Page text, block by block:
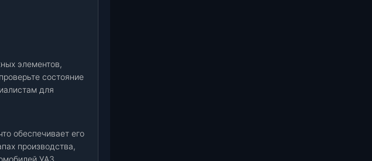
элементов,
состояние
для
обеспечивает его
производства,
УАЗ.